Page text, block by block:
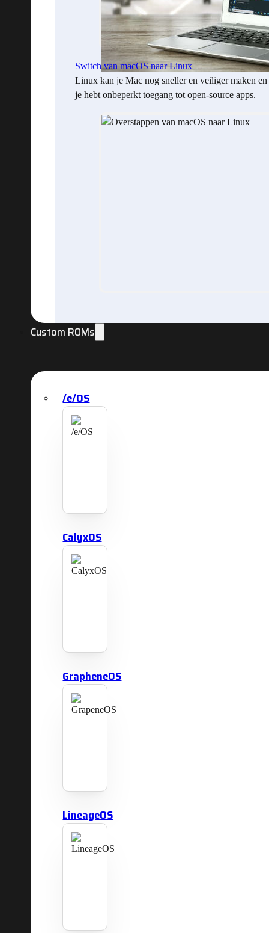
Switch van macOS naar Linux
Linux kan je Mac nog sneller en veiliger maken en
je hebt onbeperkt toegang tot open-source apps.
Custom ROMs
/e/OS
CalyxOS
GrapheneOS
LineageOS